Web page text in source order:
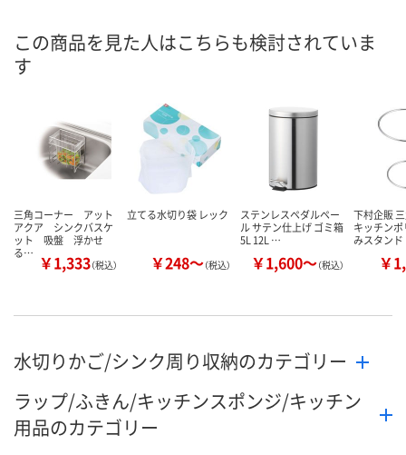
この商品を見た人はこちらも検討されていま
す
三角コーナー アット
アクア シンクバスケ
ット 吸盤 浮かせ
る… ￥1,333（税込）
立てる水切り袋 レック
￥248～（税込）
ステンレスペダルペー
ル サテン仕上げ ゴミ箱
5L 12L …
￥1,600～（税込）
下村企販
キッチン
みスタン
￥
水切りかご/シンク周り収納のカテゴリー
ラップ/ふきん/キッチンスポンジ/キッチン
用品のカテゴリー